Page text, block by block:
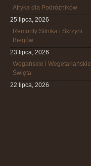
Afryka dla Podróżników
25 lipca, 2026
Remonty Silnika i Skrzyni
Biegów
23 lipca, 2026
Wegańskie i Wegetariańskie
Święta
22 lipca, 2026